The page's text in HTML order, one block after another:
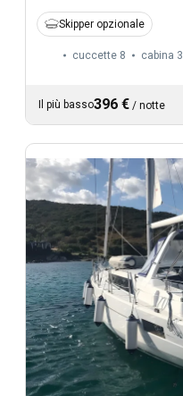
Skipper opzionale
cuccette 8 cabina 3
Il più basso396 € / notte